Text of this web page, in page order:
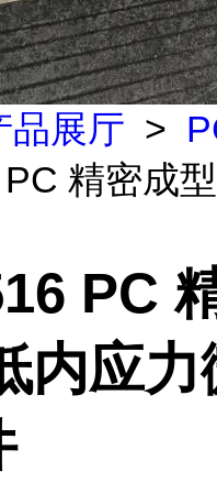
品展厅 >
精密成
PC
内应力